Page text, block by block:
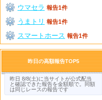
ウマセラ 報告1件
うまトリ 報告1件
スマートホース 報告1件
昨日の高額報告TOP5
昨日 8/8(土)に当サイトが公式配当
と確認できた報告を金額順で。同額
は同じレースの報告です